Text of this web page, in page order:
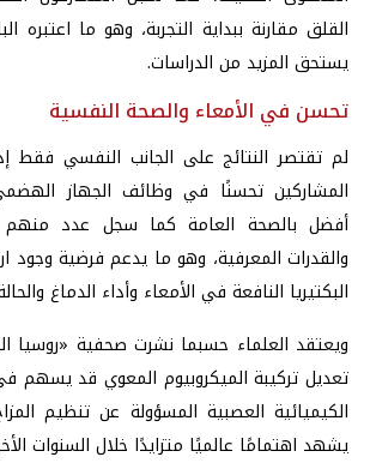
القلق مقارنة ببداية التجربة، وهو ما اعتبره
يستحق المزيد من الدراسات.
تحسن في الأمعاء والصحة النفسية
لم تقتصر النتائج على الجانب النفسي فقط
المشاركين تحسنًا في وظائف الجهاز
أفضل بالصحة العامة كما سجل عدد منهم
والقدرات المعرفية، وهو ما يدعم فرضية وجود
البكتيريا النافعة في الأمعاء وأداء الدماغ
ويعتقد العلماء حسبما نشرت صحفية «روسيا
تعديل تركيبة الميكروبيوم المعوي قد يسهم
الكيميائية العصبية المسؤولة عن تنظيم
يشهد اهتمامًا عالميًا متزايدًا خلال السنوات